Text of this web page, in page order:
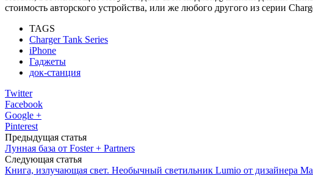
стоимость авторского устройства, или же любого другого из серии
TAGS
Charger Tank Series
iPhone
Гаджеты
док-станция
Twitter
Facebook
Google +
Pinterest
Предыдущая статья
Лунная база от Foster + Partners
Следующая статья
Книга, излучающая свет. Необычный светильник Lumio от дизайнера